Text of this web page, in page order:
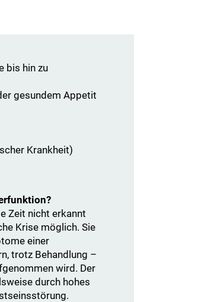
bis hin zu
gesundem Appetit
Krankheit)
Zeit nicht erkannt
Krise möglich. Sie
einer
trotz Behandlung –
wird. Der
durch hohes